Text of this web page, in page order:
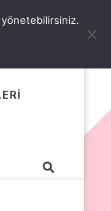
yönetebilirsiniz.